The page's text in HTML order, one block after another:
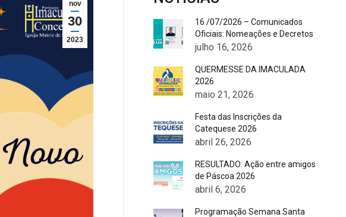
nov
30
2023
16 /07/2026 – Comunicados
Oficiais: Nomeações e Decretos
julho 16, 2026
QUERMESSE DA IMACULADA
2026
maio 21, 2026
Festa das Inscrições da
Catequese 2026
abril 26, 2026
RESULTADO: Ação entre amigos
de Páscoa 2026
abril 6, 2026
Programação Semana Santa